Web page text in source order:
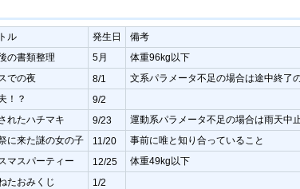
ル 発生日 備考
の書類整理 5月 体重96kg以下
での夜 8/1 文系パラメータ不足の場合は途中終了
！？
9/2
れたハチマキ 9/23 運動系パラメータ不足の場合は雨天中
に来た謎の女の子 11/20 事前に唯と知り合っていること
マスパーティー 12/25 体重49kg以下
たおみくじ
1/2